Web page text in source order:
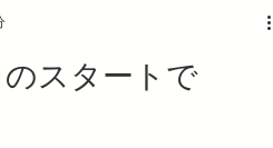
スタートで